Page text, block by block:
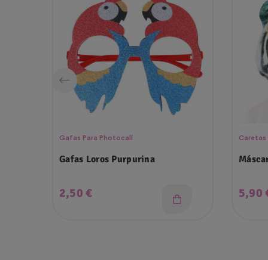
Gafas Para Photocall
Gafas Loros Purpurina
Precio
2,50 € 5,90